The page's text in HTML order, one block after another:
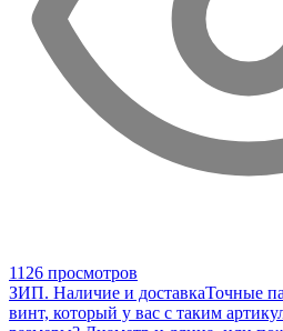
1126 просмотров
ЗИП. Наличие и доставкаТочные
винт, который у вас с таким